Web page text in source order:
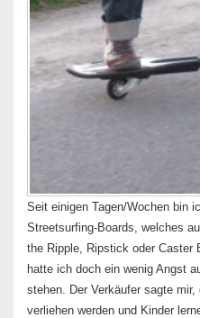
Seit einigen Tagen/Wochen bin
Streetsurfing-Boards, welches
the Ripple, Ripstick oder Caster
hatte ich doch ein wenig Angst
stehen. Der Verkäufer sagte
verliehen werden und Kinder